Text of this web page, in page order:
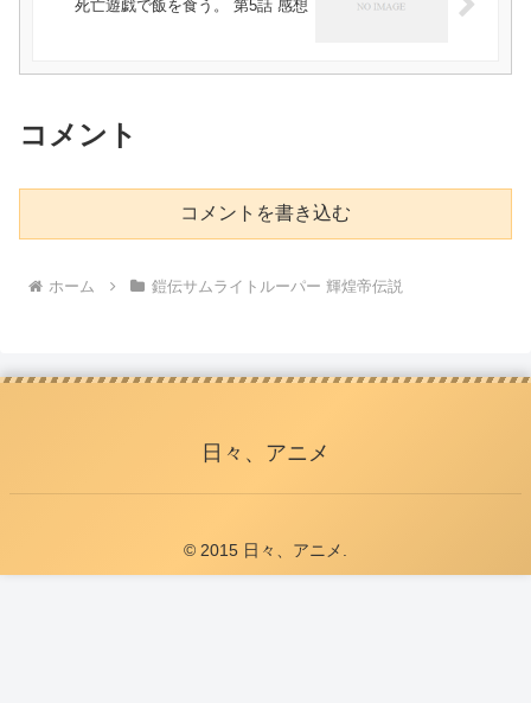
死亡遊戯で飯を食う。 第5話 感想
コメント
コメントを書き込む
ホーム 鎧伝サムライトルーパー 輝煌帝伝説
日々、アニメ
© 2015 日々、アニメ.